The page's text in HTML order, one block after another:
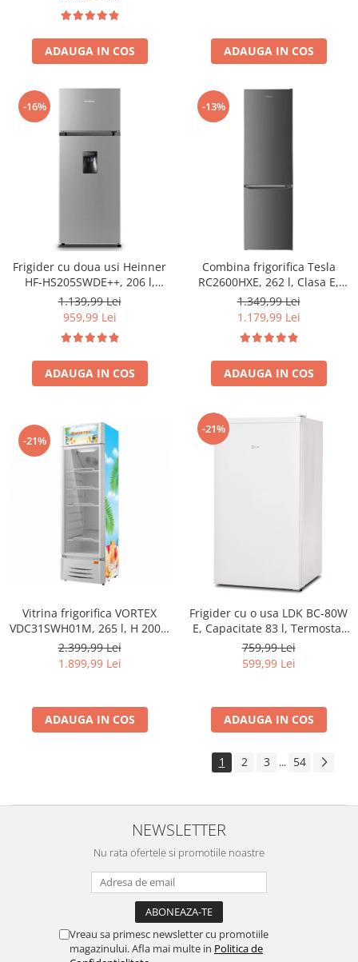
ADAUGA IN COS ADAUGA IN COS
-16%
Frigider cu doua usi Heinner
HF-HS205SWDE++, 206 l,
Dozator de apa, Iluminare
LED, H 143.4 cm, Clasa E,
1.139,99 Lei
959,99 Lei
ADAUGA IN COS
-13%
Combina frigorifica Tesla
RC2600HXE, 262 l, Clasa E,
Iluminare LED, dezghetare
automata frigider, H 180 cm,
1.349,99 Lei
1.179,99 Lei
ADAUGA IN COS
-21%
Vitrina frigorifica VORTEX
VDC31SWH01M, 265 l, H 200.5
cm, alb
2.399,99 Lei
1.899,99 Lei
ADAUGA IN COS
-21%
Frigider cu o usa LDK BC-80W
E, Capacitate 83 l, Termostat
ajustabil, H 85 cm, Alb
759,99 Lei
599,99 Lei
ADAUGA IN COS
1 2 3 ... 54
NEWSLETTER
Nu rata ofertele si promotiile noastre
Vreau sa primesc newsletter cu promotiile
magazinului. Afla mai multe in Politica de